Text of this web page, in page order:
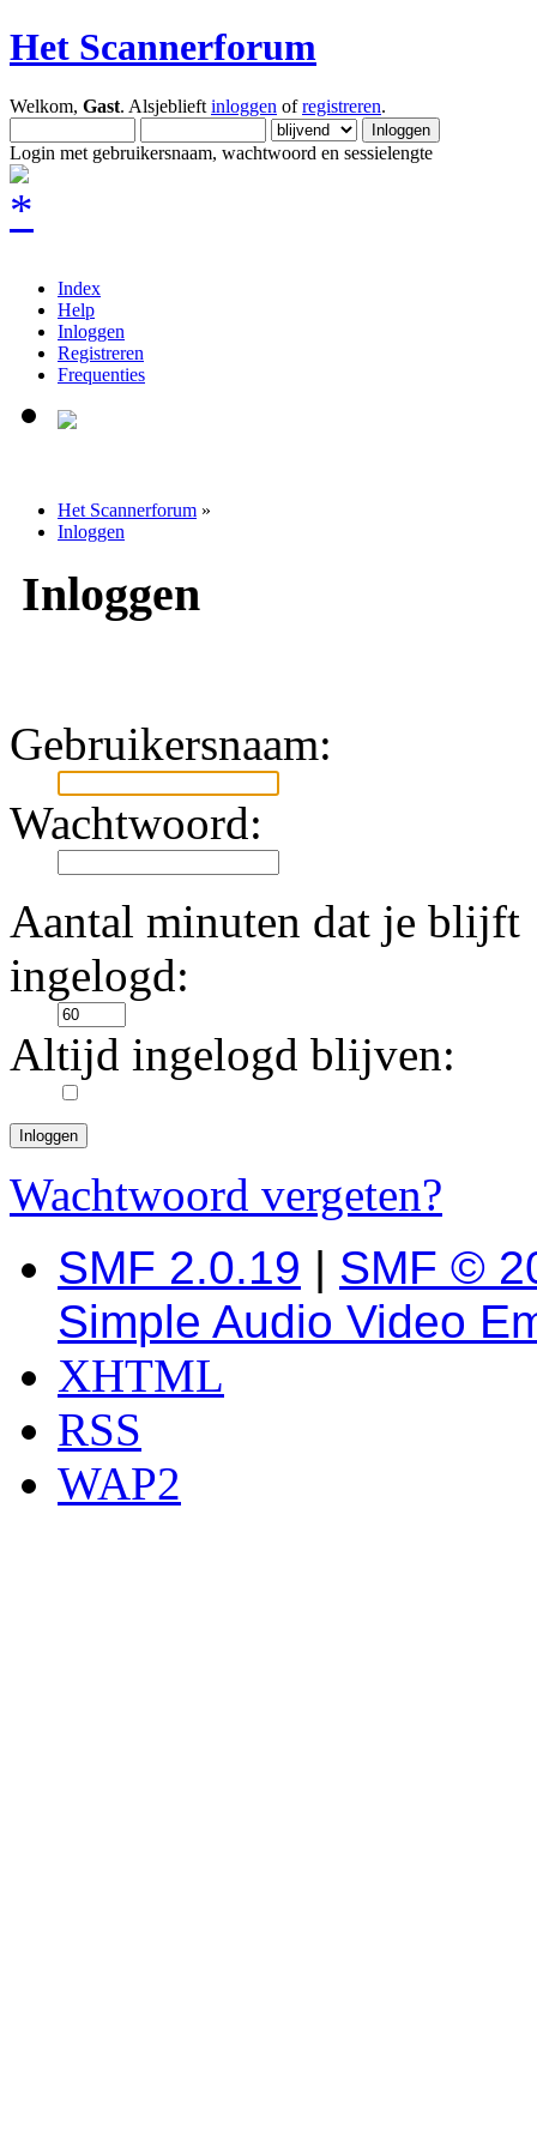
Het Scannerforum
Welkom, Gast. Alsjeblieft inloggen ofregistreren.
Login met gebruikersnaam, wachtwoord en sessielengte
Index
Help
Inloggen
Registreren
Frequenties
Het Scannerforum »
Inloggen
Inloggen
Gebruikersnaam:
Wachtwoord:
Aantal minuten dat je blijft
ingelogd:
Altijd ingelogd blijven:
Wachtwoord vergeten?
SMF 2.0.19 | SMF ©
Simple Audio Video
XHTML
RSS
WAP2